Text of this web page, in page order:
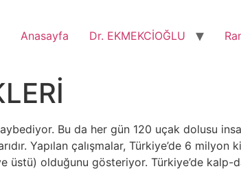
Anasayfa Dr. EKMEKCİOĞLU
Bu da her gün 120 uçak dolusu
Yapılan çalışmalar, Türkiye’de 6
olduğunu gösteriyor. Türkiye’de kalp-